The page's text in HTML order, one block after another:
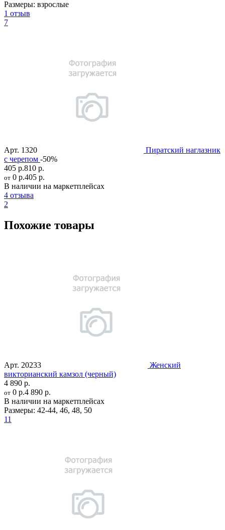
Размеры: взрослые
1 отзыв
7
Арт. 1320
Пиратский наглазник
c черепом -50%
405 р.810 р.
от 0 р.405 р.
В наличии на маркетплейсах
4 отзыва
2
Похожие товары
Арт. 20233
Женский
викторианский камзол (черный)
4 890 р.
от 0 р.4 890 р.
В наличии на маркетплейсах
Размеры: 42-44, 46, 48, 50
11